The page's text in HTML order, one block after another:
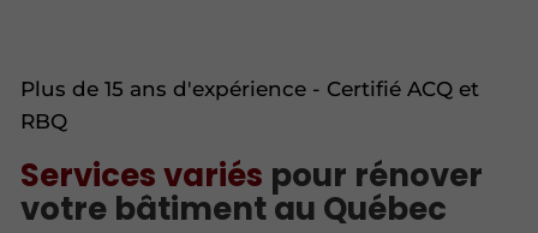
Plus de 15 ans d'expérience - Certifié ACQ et
RBQ
Services variés pour rénover
votre bâtiment au Québec